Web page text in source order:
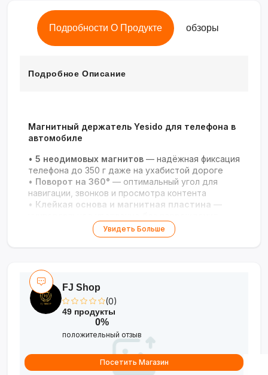
Подробности О Продукте обзоры
Подробное Описание
Магнитный держатель Yesido для телефона в
автомобиле
• 5 неодимовых магнитов — надёжная фиксация
телефона до 350 г даже на ухабистой дороге
• Поворот на 360° — оптимальный угол для
навигации, звонков и просмотра контента
• Клейкая основа и магнитная пластина —
Совместимость— подходит для смартфонов
Увидеть Больше
FJ Shop
(0)
49 продукты
0%
положительный отзыв
Посетить Магазин